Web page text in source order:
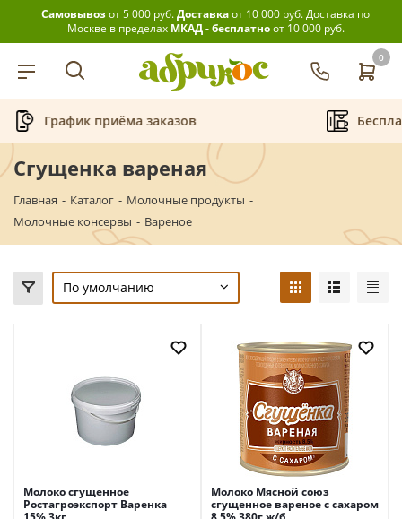
Самовывозот 5 000 руб.Доставкаот 10 000 руб.Доставка по
Москве в пределах МКАД - бесплатноот 10 000 руб.
0
График приёма заказов
Сгущенка вареная
Главная - Каталог - Молочные продукты -
Молочные консервы - Вареное
По умолчанию
Молоко сгущенное
Ростагроэкспорт Варенка
Молоко Мясной союз
сгущенное вареное с сахаром